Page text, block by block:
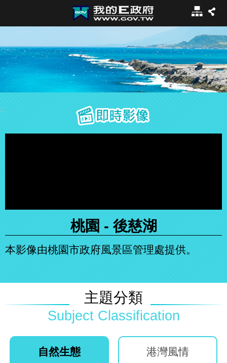
網
覽
:::
即時影像
桃園 - 後慈湖
本影像由桃園市政府風景區管理處提供。
主題分類
自然生態 港灣風情